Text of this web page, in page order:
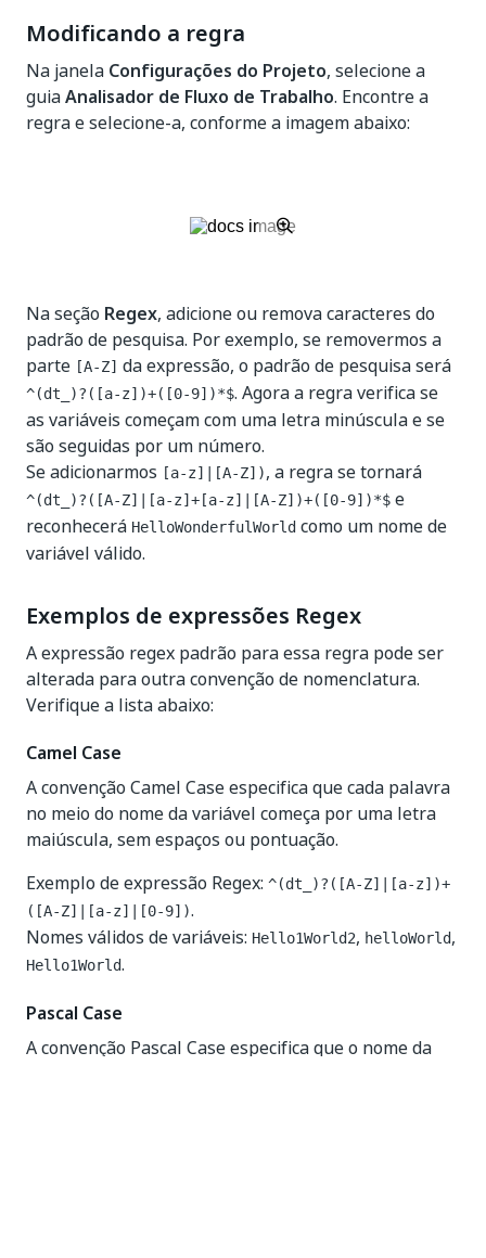
Modificando a regra
Na janela Configurações do Projeto, selecione a
guiaAnalisador de Fluxo de Trabalho. Encontre a
regra e selecione-a, conforme a imagem abaixo:
Na seção Regex, adicione ou remova caracteres do
padrão de pesquisa. Por exemplo, se removermos a
parte [A-Z] da expressão, o padrão de pesquisa será
^(dt_)?([a-z])+([0-9])*$. Agora a regra verifica se
as variáveis começam com uma letra minúscula e se
são seguidas por um número.
Se adicionarmos [a-z]|[A-Z]), a regra se tornará
^(dt_)?([A-Z]|[a-z]+[a-z]|[A-Z])+([0-9])*$ e
reconhecerá HelloWonderfulWorld como um nome de
variável válido.
Exemplos de expressões Regex
A expressão regex padrão para essa regra pode ser
alterada para outra convenção de nomenclatura.
Verifique a lista abaixo:
Camel Case
A convenção Camel Case especifica que cada palavra
no meio do nome da variável começa por uma letra
maiúscula, sem espaços ou pontuação.
Exemplo de expressão Regex: ^(dt_)?([A-Z]|[a-z])+
([A-Z]|[a-z]|[0-9]).
Nomes válidos de variáveis: Hello1World2, helloWorld,
Hello1World.
Pascal Case
A convenção Pascal Case especifica que o nome da